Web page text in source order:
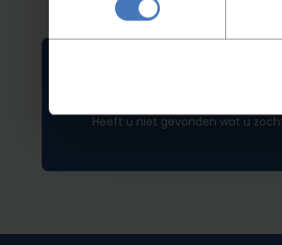
Heeft u niet gevonden wat u